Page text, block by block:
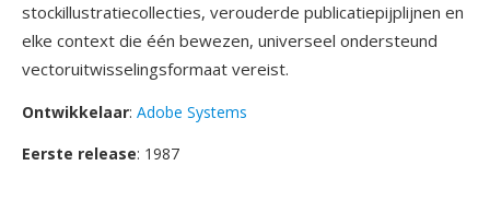
stockillustratiecollecties, verouderde publicatiepijplijnen en
elke context die één bewezen, universeel ondersteund
vectoruitwisselingsformaat vereist.
Ontwikkelaar: Adobe Systems
Eerste release: 1987